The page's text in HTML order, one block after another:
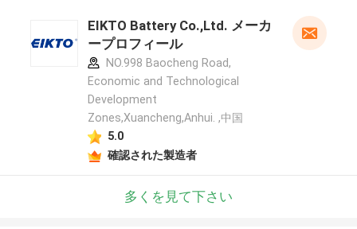
EIKTO Battery Co.,Ltd. メーカ
ープロフィール
NO.998 Baocheng Road,
Economic and Technological
Development
Zones,Xuancheng,Anhui. ,中国
5.0
確認された製造者
多くを見て下さい